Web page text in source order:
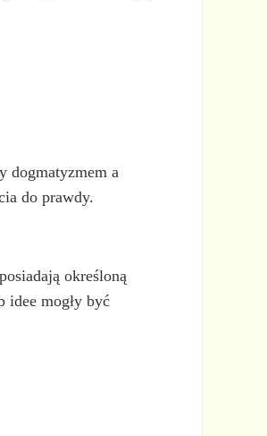
dogmatyzmem a
do prawdy.
określoną
idee mogły być